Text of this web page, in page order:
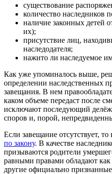
существование
количество наследников
наличие законных детей
их);
присутствие лиц,
наследодателя;
нажито ли наследуемое
Как уже упоминалось выше,
определении наследственных
завещания. В нем
каком объеме передаст после
исключают последующий
споров и, порой,
Если завещание отсутствует, то
по закону. В качестве
призываются родители
равными правами обладают как
другие официально